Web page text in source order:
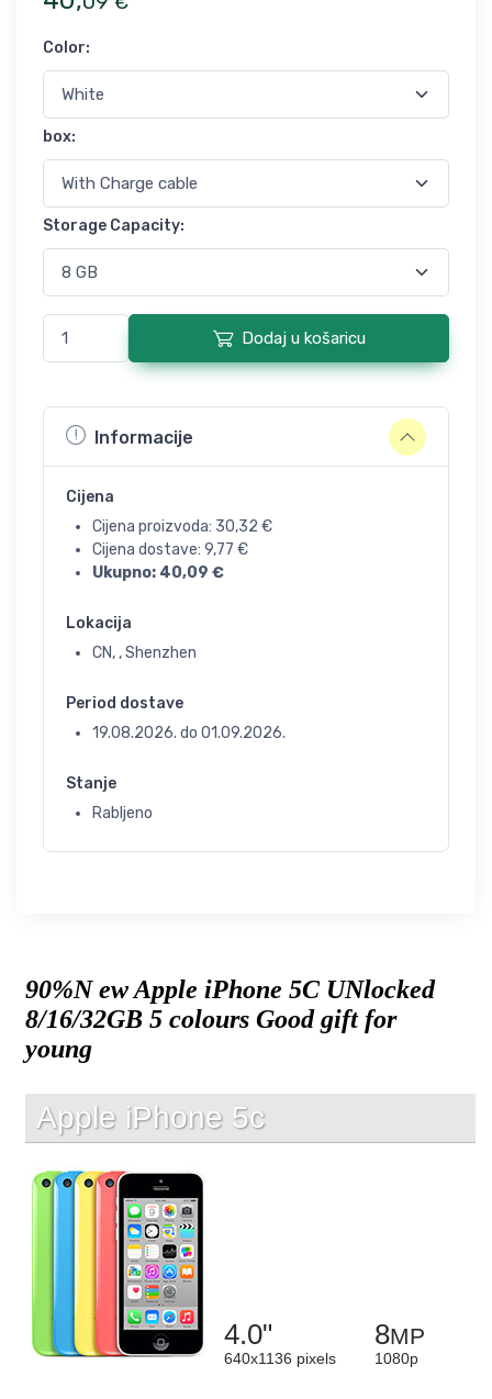
Color:
box:
Storage Capacity:
Dodaj u košaricu
Informacije
Cijena
Cijena proizvoda: 30,32 €
Cijena dostave: 9,77 €
Ukupno: 40,09 €
Lokacija
CN, , Shenzhen
Period dostave
19.08.2026. do 01.09.2026.
Stanje
Rabljeno